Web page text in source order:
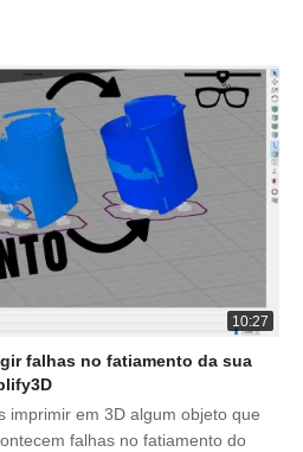
10:27
falhas no fatiamento da sua
imprimir em 3D algum objeto que
falhas no fatiamento do